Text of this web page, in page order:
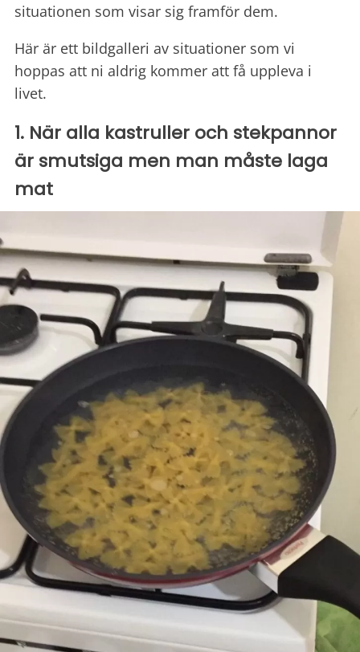
situationen som visar sig framför dem.
Här är ett bildgalleri av situationer som vi
hoppas att ni aldrig kommer att få uppleva i
livet.
1. När alla kastruller och stekpannor
är smutsiga men man måste laga
mat